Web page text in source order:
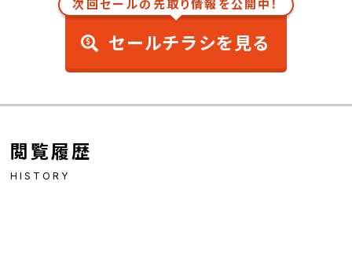
次回セールの先取り情報を公開中！
セールチラシを見る
閲覧履歴
HISTORY